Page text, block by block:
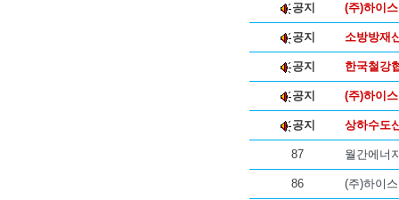
공지 (주)하이
공지 소방방재
공지 한국철강
공지 (주)하이
공지 상하수도
87 월간에너
86 (주)하이